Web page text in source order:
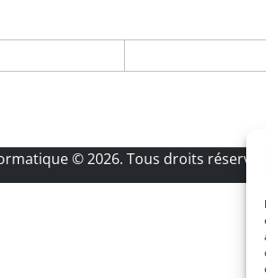
© 2026. Tous droits